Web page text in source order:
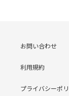
お問い合わせ
利用規約
プライバシーポ